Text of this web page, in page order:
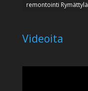
remontointi Rymättylä
Videoita